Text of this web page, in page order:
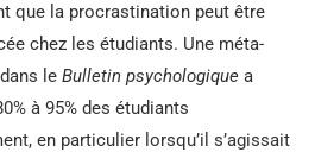
que la procrastination peut être
chez les étudiants. Une méta-
le Bulletin psychologique a
à 95% des étudiants
en particulier lorsqu’il s’agissait